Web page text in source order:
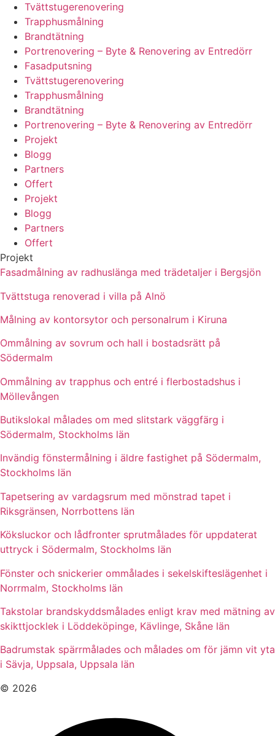
Tvättstugerenovering
Trapphusmålning
Brandtätning
Portrenovering – Byte & Renovering av Entredörr
Fasadputsning
Tvättstugerenovering
Trapphusmålning
Brandtätning
Portrenovering – Byte & Renovering av Entredörr
Projekt
Blogg
Partners
Offert
Projekt
Blogg
Partners
Offert
Projekt
Fasadmålning av radhuslänga med trädetaljer i Bergsjön
Tvättstuga renoverad i villa på Alnö
Målning av kontorsytor och personalrum i Kiruna
Ommålning av sovrum och hall i bostadsrätt på
Södermalm
Ommålning av trapphus och entré i flerbostadshus i
Möllevången
Butikslokal målades om med slitstark väggfärg i
Södermalm, Stockholms län
Invändig fönstermålning i äldre fastighet på Södermalm,
Stockholms län
Tapetsering av vardagsrum med mönstrad tapet i
Riksgränsen, Norrbottens län
Köksluckor och lådfronter sprutmålades för uppdaterat
uttryck i Södermalm, Stockholms län
Fönster och snickerier ommålades i sekelskifteslägenhet i
Norrmalm, Stockholms län
Takstolar brandskyddsmålades enligt krav med mätning av
skikttjocklek i Löddeköpinge, Kävlinge, Skåne län
Badrumstak spärrmålades och målades om för jämn vit yta
i Sävja, Uppsala, Uppsala län
© 2026